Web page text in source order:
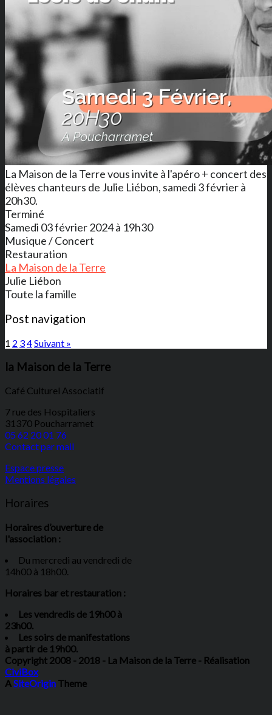
La Maison de la Terre vous invite à l'apéro + concert des
élèves chanteurs de Julie Liébon, samedi 3 février à
20h30.
Terminé
Samedi 03 février 2024 à 19h30
Musique / Concert
Restauration
La Maison de la Terre
Julie Liébon
Toute la famille
Post navigation
1 2 34Suivant »
la Maison de la Terre
Café Culturel Associatif
7 rue des Hospitaliers
31370 Poucharramet
05 62 20 01 76
Contact par mail
Espace presse
Mentions légales
Horaires
Horaires d’ouverture de
l'association :
Du mercredi au vendredi de
14h00 à 18h00.
Horaires bar et restauration :
Les vendredis de 19h00 à
23h00.
Les soirs de manifestations
à partir de 19h00.
Copyright 2008 - 2018 - La Maison de la Terre - Réalisation
CiviBox
A SiteOrigin Theme